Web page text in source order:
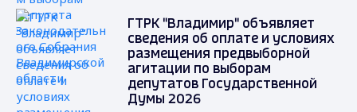
ГТРК "Владимир" объявляет
сведения об оплате и условиях
размещения предвыборной
агитации по выборам
депутатов Государственной
Думы 2026